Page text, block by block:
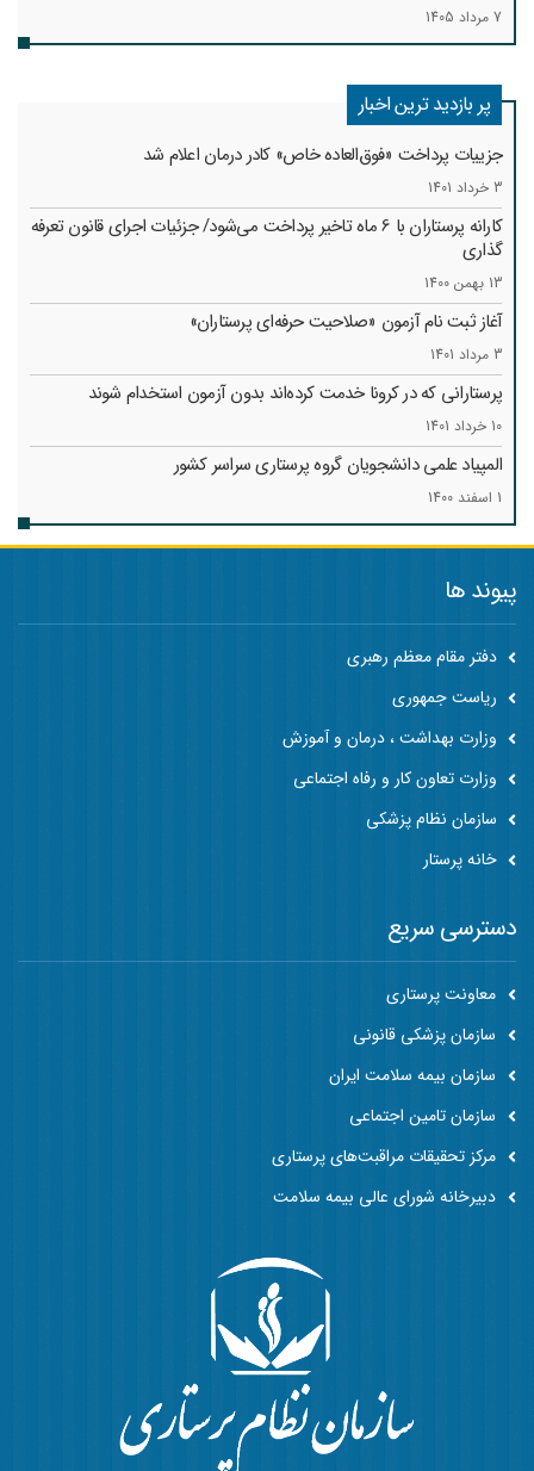
7 مرداد 1405
پر بازدید ترین اخبار
جزییات پرداخت «فوق‌العاده خاص» کادر درمان اعلام شد
3 خرداد 1401
کارانه‌ پرستاران با 6 ماه تاخیر پرداخت می‌شود/ جزئیات اجرای قانون تعرفه
گذاری
13 بهمن 1400
آغاز ثبت نام آزمون «صلاحیت حرفه‌ای پرستاران»
3 مرداد 1401
پرستارانی که در کرونا خدمت کرد‌ه‌اند بدون آزمون استخدام شوند
10 خرداد 1401
المپیاد علمی دانشجویان گروه پرستاری سراسر کشور
1 اسفند 1400
پیوند ها
دفتر مقام معظم رهبری
ریاست جمهوری
وزارت بهداشت ، درمان و آموزش
وزارت تعاون کار و رفاه اجتماعی
سازمان نظام پزشکی
خانه پرستار
دسترسی سریع
معاونت پرستاری
سازمان پزشکی قانونی
سازمان بیمه سلامت ایران
سازمان تامین اجتماعی
مرکز تحقیقات مراقبت‌های پرستاری
دبیرخانه شورای عالی بیمه سلامت